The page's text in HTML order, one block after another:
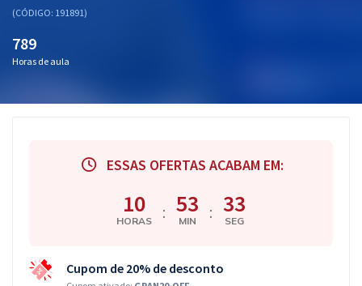
Aprovados
(CÓDIGO: 191891)
789
Horas de aula
ESSAS OFERTAS ACABAM EM:
10
HORAS : 53
MIN : 32
SEG
Cupom de 20% de desconto